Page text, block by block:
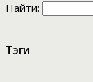
Найти:
Тэги